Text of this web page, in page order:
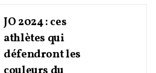
JO 2024 : ces
athlètes qui
défendront les